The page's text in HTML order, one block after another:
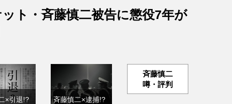
ト・斉藤慎二被告に懲役7年が
×引退!? 斉藤慎二×逮捕!?
斉藤慎二
噂・評判